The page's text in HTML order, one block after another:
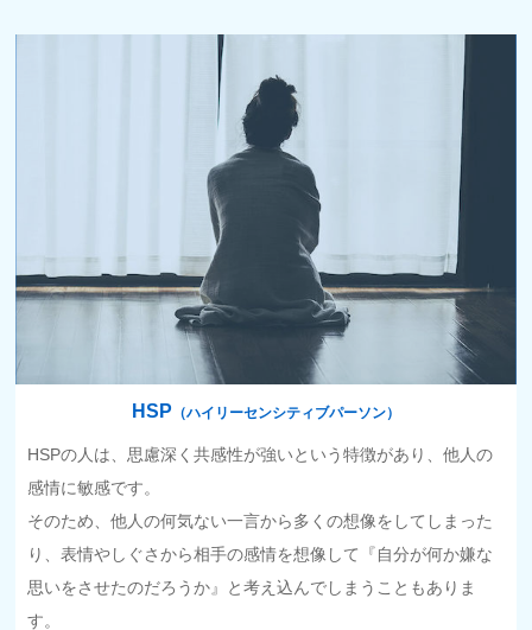
HSP （ハイリーセンシティブパーソン）
HSPの人は、思慮深く共感性が強いという特徴があり、他人の
感情に敏感です。
そのため、他人の何気ない一言から多くの想像をしてしまった
り、表情やしぐさから相手の感情を想像して『自分が何か嫌な
思いをさせたのだろうか』と考え込んでしまうこともありま
す。